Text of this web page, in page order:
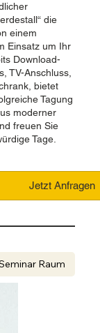
die
einem
Einsatz um Ihr
Download-
TV-Anschluss,
bietet
Tagung
moderner
freuen Sie
Tage.
Jetzt Anfragen
Raum